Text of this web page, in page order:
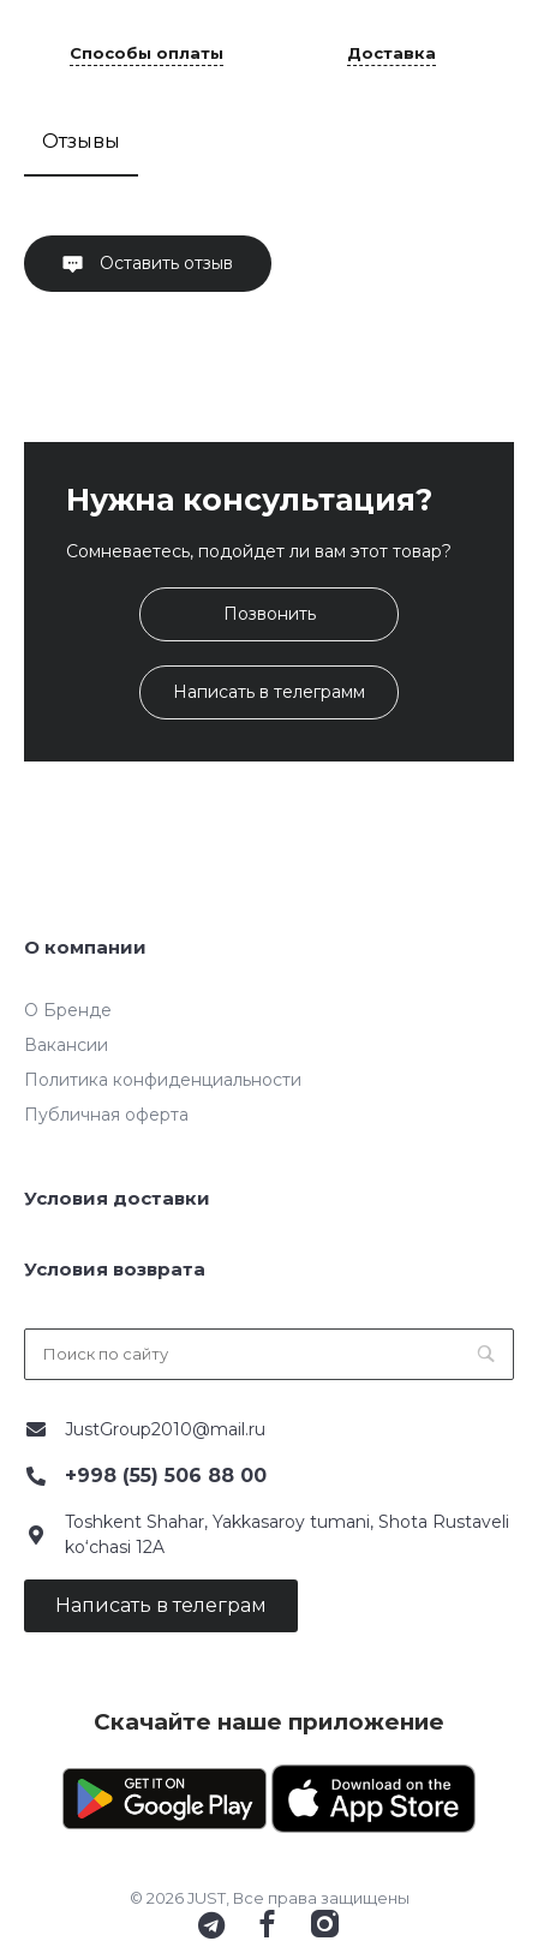
Способы оплаты Доставка
Отзывы
Оставить отзыв
Нужна консультация?
Сомневаетесь, подойдет ли вам этот товар?
Позвонить
Написать в телеграмм
О компании
О Бренде
Вакансии
Политика конфиденциальности
Публичная оферта
Условия доставки
Условия возврата
JustGroup2010@mail.ru
+998 (55) 506 88 00
Toshkent Shahar, Yakkasaroy tumani, Shota Rustaveli
ko‘chasi 12A
Написать в телеграм
Скачайте наше приложение
© 2026 JUST, Все права защищены